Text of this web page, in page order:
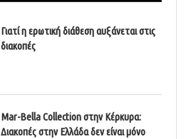
Γιατί η ερωτική διάθεση αυξάνεται στις
διακοπές
Mar-Bella Collection στην Κέρκυρα:
Διακοπές στην Ελλάδα δεν είναι μόνο